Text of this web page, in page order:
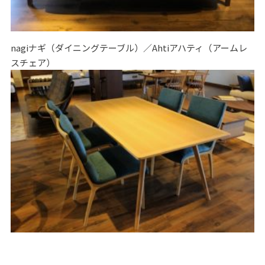
nagiナギ（ダイニングテーブル）／Ahtiアハティ（アームレ
スチェア）